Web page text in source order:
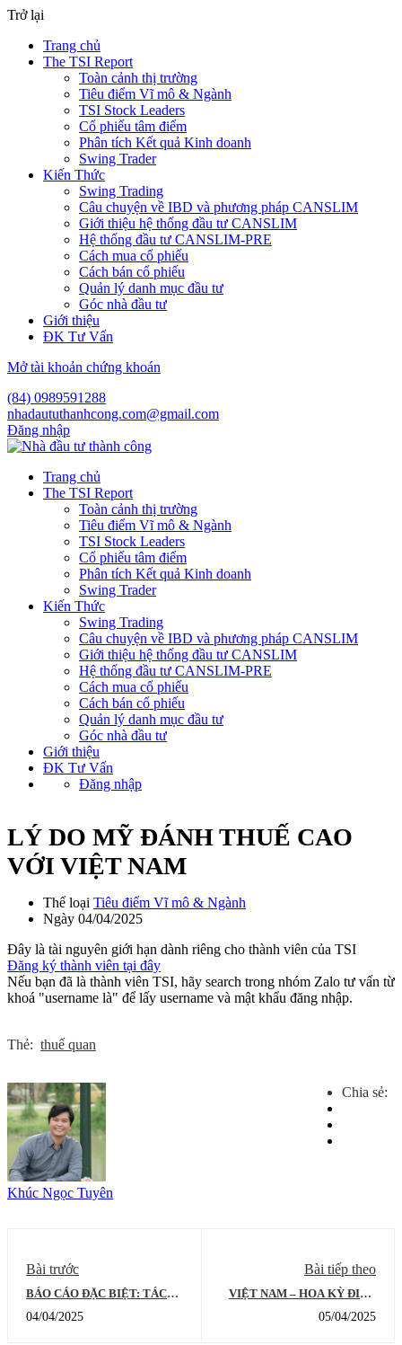
Trở lại
Trang chủ
The TSI Report
Toàn cảnh thị trường
Tiêu điểm Vĩ mô & Ngành
TSI Stock Leaders
Cổ phiếu tâm điểm
Phân tích Kết quả Kinh doanh
Swing Trader
Kiến Thức
Swing Trading
Câu chuyện về IBD và phương pháp CANSLIM
Giới thiệu hệ thống đầu tư CANSLIM
Hệ thống đầu tư CANSLIM-PRE
Cách mua cổ phiếu
Cách bán cổ phiếu
Quản lý danh mục đầu tư
Góc nhà đầu tư
Giới thiệu
ĐK Tư Vấn
Mở tài khoản chứng khoán
(84) 0989591288
nhadaututhanhcong.com@gmail.com
Đăng nhập
Trang chủ
The TSI Report
Toàn cảnh thị trường
Tiêu điểm Vĩ mô & Ngành
TSI Stock Leaders
Cổ phiếu tâm điểm
Phân tích Kết quả Kinh doanh
Swing Trader
Kiến Thức
Swing Trading
Câu chuyện về IBD và phương pháp CANSLIM
Giới thiệu hệ thống đầu tư CANSLIM
Hệ thống đầu tư CANSLIM-PRE
Cách mua cổ phiếu
Cách bán cổ phiếu
Quản lý danh mục đầu tư
Góc nhà đầu tư
Giới thiệu
ĐK Tư Vấn
Đăng nhập
LÝ DO MỸ ĐÁNH THUẾ CAO
VỚI VIỆT NAM
Thể loại Tiêu điểm Vĩ mô & Ngành
Ngày 04/04/2025
Đây là tài nguyên giới hạn dành riêng cho thành viên của TSI
Đăng ký thành viên tại đây
Nếu bạn đã là thành viên TSI, hãy search trong nhóm Zalo tư vấn từ
khoá "username là" để lấy username và mật khẩu đăng nhập.
Thẻ: thuế quan
Chia sẻ:
Khúc Ngọc Tuyên
Bài trước
BÁO CÁO ĐẶC BIỆT: TÁC
MỚI CỦA HOA KỲ ĐỐI VỚI
04/04/2025
Bài tiếp theo
VIỆT NAM – HOA KỲ ĐIỆN
QUAN THÀNH CƠ HỘI
05/04/2025